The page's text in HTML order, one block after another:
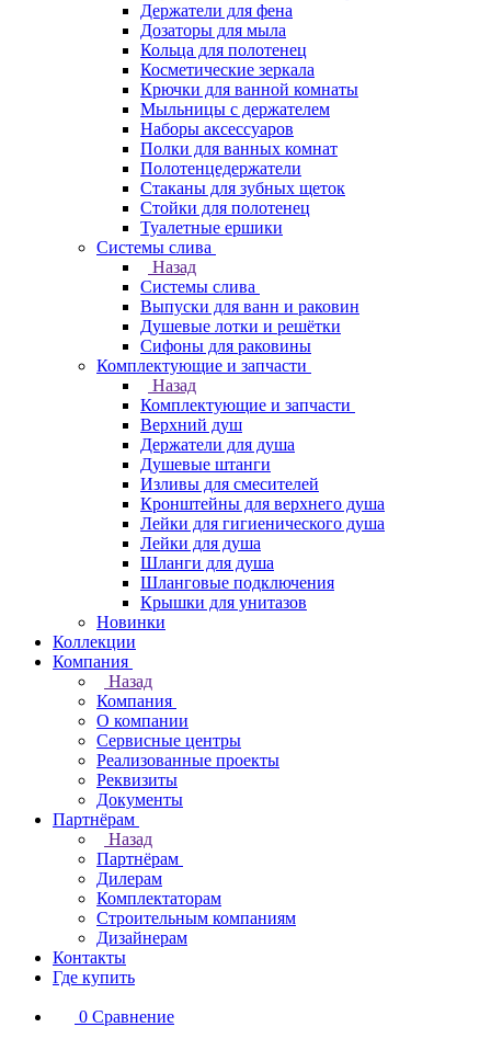
Держатели для фена
Дозаторы для мыла
Кольца для полотенец
Косметические зеркала
Крючки для ванной комнаты
Мыльницы с держателем
Наборы аксессуаров
Полки для ванных комнат
Полотенцедержатели
Стаканы для зубных щеток
Стойки для полотенец
Туалетные ершики
Системы слива
Назад
Системы слива
Выпуски для ванн и раковин
Душевые лотки и решётки
Сифоны для раковины
Комплектующие и запчасти
Назад
Комплектующие и запчасти
Верхний душ
Держатели для душа
Душевые штанги
Изливы для смесителей
Кронштейны для верхнего душа
Лейки для гигиенического душа
Лейки для душа
Шланги для душа
Шланговые подключения
Крышки для унитазов
Новинки
Коллекции
Компания
Назад
Компания
О компании
Сервисные центры
Реализованные проекты
Реквизиты
Документы
Партнёрам
Назад
Партнёрам
Дилерам
Комплектаторам
Строительным компаниям
Дизайнерам
Контакты
Где купить
0 Сравнение